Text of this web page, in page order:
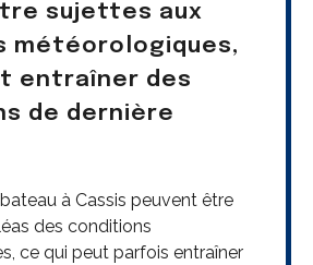
sujettes aux
météorologiques,
entraîner des
de dernière
à Cassis peuvent être
des conditions
ce qui peut parfois entraîner